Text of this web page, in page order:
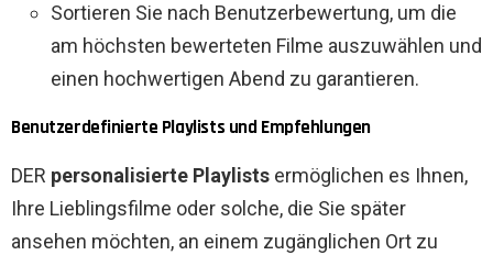
Sortieren Sie nach Benutzerbewertung, um die
am höchsten bewerteten Filme auszuwählen und
einen hochwertigen Abend zu garantieren.
Benutzerdefinierte Playlists und Empfehlungen
DER personalisierte Playlists ermöglichen es Ihnen,
Ihre Lieblingsfilme oder solche, die Sie später
ansehen möchten, an einem zugänglichen Ort zu